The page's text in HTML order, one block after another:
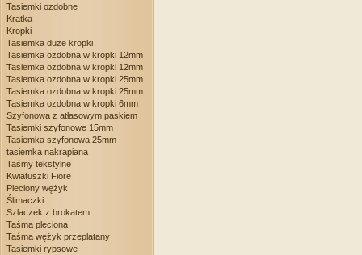
Tasiemki ozdobne
Kratka
Kropki
Tasiemka duże kropki
Tasiemka ozdobna w kropki 12mm
Tasiemka ozdobna w kropki 12mm
Tasiemka ozdobna w kropki 25mm
Tasiemka ozdobna w kropki 25mm
Tasiemka ozdobna w kropki 6mm
Szyfonowa z atłasowym paskiem
Tasiemki szyfonowe 15mm
Tasiemka szyfonowa 25mm
tasiemka nakrapiana
Taśmy tekstylne
Kwiatuszki Fiore
Pleciony wężyk
Ślimaczki
Szlaczek z brokatem
Taśma pleciona
Taśma wężyk przeplatany
Tasiemki rypsowe